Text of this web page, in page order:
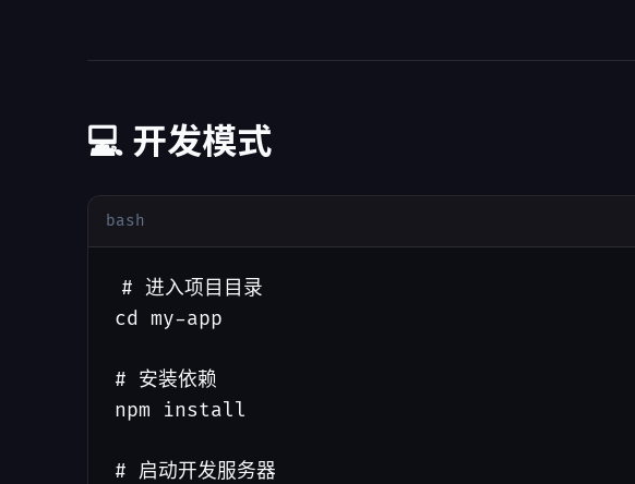
💻 开发模式
bash
# 进入项目目录
cd my-app
# 安装依赖
npm install
# 启动开发服务器